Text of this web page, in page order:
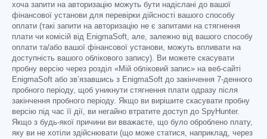
хоча запити на авторизацію можуть бути надіслані до вашої
фінансової установи для перевірки дійсності вашого способу
оплати (такі запити на авторизацію не є запитами на стягнення
плати чи комісій від EnigmaSoft, але, залежно від вашого способу
оплати та/або вашої фінансової установи, можуть впливати на
доступність вашого облікового запису). Ви можете скасувати
пробну версію через розділ «Мій обліковий запис» на веб-сайті
EnigmaSoft або зв’язавшись з EnigmaSoft до закінчення 7-денного
пробного періоду, щоб уникнути стягнення плати одразу після
закінчення пробного періоду. Якщо ви вирішите скасувати пробну
версію під час її дії, ви негайно втратите доступ до SpyHunter.
Якщо з будь-якої причини ви вважаєте, що було оброблено плату,
яку ви не хотіли здійснювати (що може статися, наприклад, через